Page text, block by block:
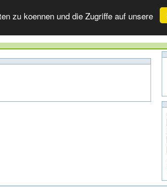
zu koennen und die Zugriffe auf unsere